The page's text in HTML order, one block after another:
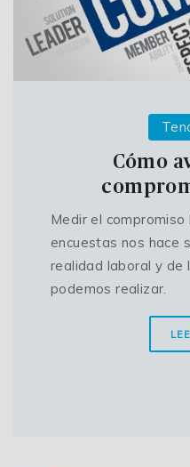
Cómo
Medir el
encuestas nos hace
realidad laboral y de
podemos realizar.